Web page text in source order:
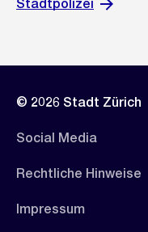
Stadtpolizei
© 2026 Stadt Zürich
Social Media
Rechtliche Hinweise
Impressum